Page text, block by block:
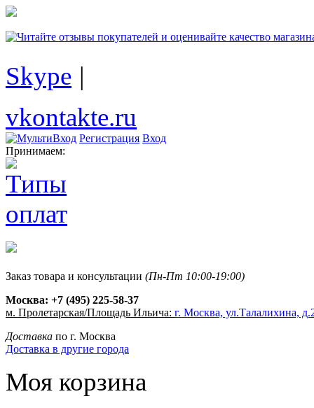
Skype |
vkontakte.ru
Регистрация Вход
Принимаем:
Заказ товара и консультации (Пн-Пт 10:00-19:00)
Москва: +7 (495) 225-58-37
м. Пролетарская/Площадь Ильича: г. Москва, ул.Талалихина,
Доставка по г. Москва
Доставка в другие города
Моя корзина